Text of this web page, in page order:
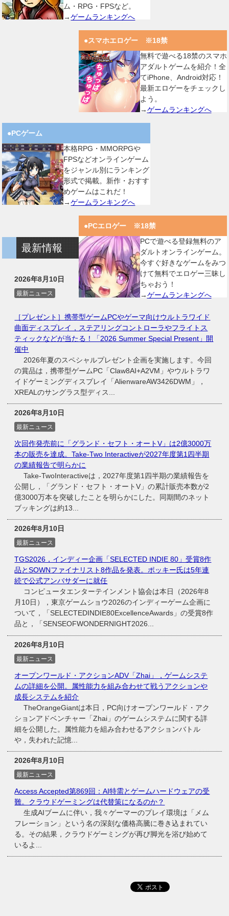
ム・RPG・FPSなど。
→ゲームランキングへ
●スマホエロゲー ※18禁
無料で遊べる18禁のスマホ
アダルトゲームを紹介！全
てiPhone、Android対応！
最新エロゲーをチェックし
よう。
→ゲームランキングへ
●PCゲーム
本格RPG・MMORPGや
FPSなどオンラインゲーム
をジャンル別にランキング
形式で掲載。新作・おすす
めゲームはこれだ！
→ゲームランキングへ
●PCエロゲー ※18禁
PCで遊べる登録無料のア
ダルトオンラインゲーム。
今すぐ好きなゲームをみつ
けて無料でエロゲー三昧し
ちゃおう！
→ゲームランキングへ
最新情報
2026年8月10日
最新ニュース
［プレゼント］携帯型ゲームPCやゲーマ向けウルトラワイド
曲面ディスプレイ，ステアリングコントローラやフライトス
ティックなどが当たる！「2026 Summer Special Present」開
催中
2026年夏のスペシャルプレゼント企画を実施します。今回
の賞品は，携帯型ゲームPC「Claw8AI+A2VM」やウルトラワ
イドゲーミングディスプレイ「AlienwareAW3426DWM」，
XREALのサングラス型ディス...
2026年8月10日
最新ニュース
次回作発売前に「グランド・セフト・オートV」は2億3000万
本の販売を達成。Take-Two Interactiveが2027年度第1四半期
の業績報告で明らかに
Take-TwoInteractiveは，2027年度第1四半期の業績報告を
公開し，「グランド・セフト・オートV」の累計販売本数が2
億3000万本を突破したことを明らかにした。同期間のネット
ブッキングは約13...
2026年8月10日
最新ニュース
TGS2026，インディー企画「SELECTED INDIE 80」受賞8作
品とSOWNファイナリスト8作品を発表。ポッキー氏は5年連
続で公式アンバサダーに就任
コンピュータエンターテインメント協会は本日（2026年8
月10日），東京ゲームショウ2026のインディーゲーム企画に
ついて，「SELECTEDINDIE80ExcellenceAwards」の受賞8作
品と，「SENSEOFWONDERNIGHT2026...
2026年8月10日
最新ニュース
オープンワールド・アクションADV「Zhai」，ゲームシステ
ムの詳細を公開。属性能力を組み合わせて戦うアクションや
成長システムを紹介
TheOrangeGiantは本日，PC向けオープンワールド・アク
ションアドベンチャー「Zhai」のゲームシステムに関する詳
細を公開した。属性能力を組み合わせるアクションバトル
や，失われた記憶...
2026年8月10日
最新ニュース
Access Accepted第869回：AI特需とゲームハードウェアの受
難。クラウドゲーミングは代替策になるのか？
生成AIブームに伴い，我々ゲーマーのプレイ環境は「メム
フレーション」という名の深刻な価格高騰に巻き込まれてい
る。その結果，クラウドゲーミングが再び脚光を浴び始めて
いるよ...